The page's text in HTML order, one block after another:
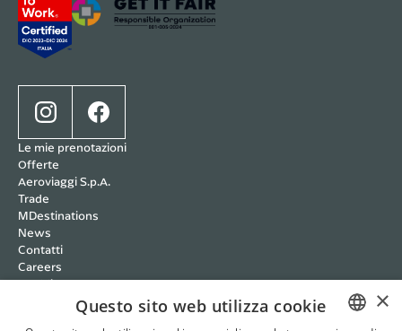
Le mie prenotazioni
Offerte
Aeroviaggi S.p.A.
Trade
MDestinations
News
Contatti
Careers
Wedding
Cookie policy
×
Questo sito web utilizza cookie